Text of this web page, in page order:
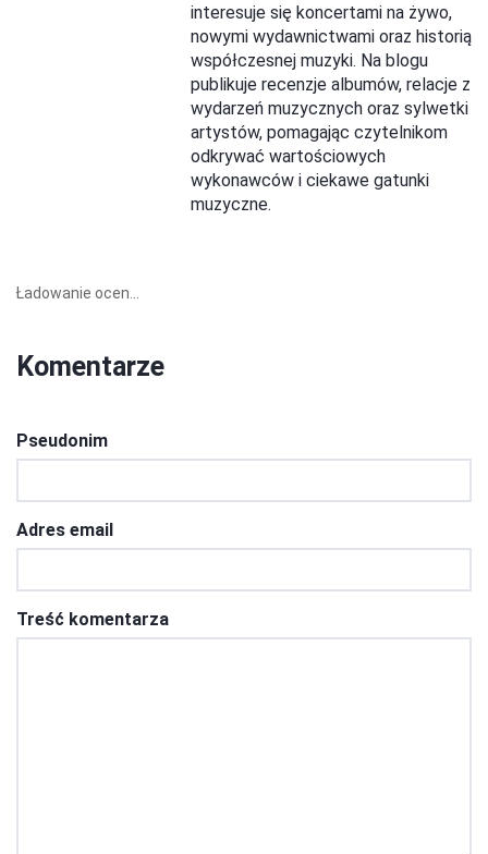
interesuje się koncertami na żywo,
nowymi wydawnictwami oraz historią
współczesnej muzyki. Na blogu
publikuje recenzje albumów, relacje z
wydarzeń muzycznych oraz sylwetki
artystów, pomagając czytelnikom
odkrywać wartościowych
wykonawców i ciekawe gatunki
muzyczne.
Ładowanie ocen...
Komentarze
Pseudonim
Adres email
Treść komentarza